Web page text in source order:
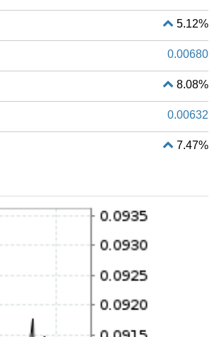
5.12%
0.00680
8.08%
0.00632
7.47%